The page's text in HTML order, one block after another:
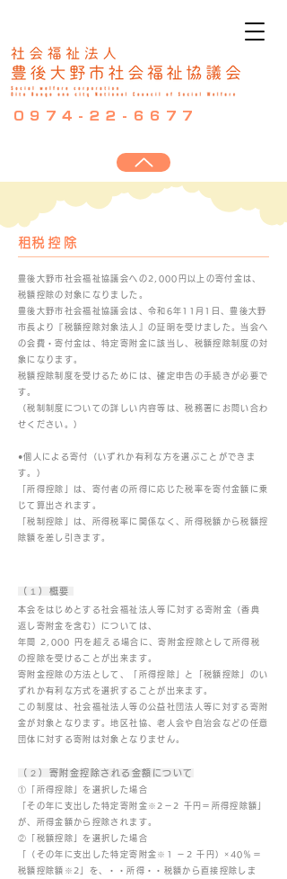
0974-22-6677
​租税控除
豊後大野市社会福祉協議会への2,000円以上の寄付金は、
税額控除の対象になりました。
豊後大野市社会福祉協議会は、令和6年11月1日、豊後大野
市長より『税額控除対象法人』の証明を受けました。当会へ
の会費・寄付金は、特定寄附金に該当し、税額控除制度の対
象になります。
税額控除制度を受けるためには、確定申告の手続きが必要で
す。
（税制制度についての詳しい内容等は、税務署にお問い合わ
せください。）
●個人による寄付（いずれか有利な方を選ぶことができま
す。）
「所得控除」は、寄付者の所得に応じた税率を寄付金額に乗
じて算出されます。
「税制控除」は、所得税率に関係なく、所得税額から税額控
除額を差し引きます。
（１）概要
本会をはじめとする社会福祉法人等 に 対する寄附金（香典
返し寄附金を含む）については、
年間 2,000 円を超える場合に、寄附金控除として所得税
の控除を受けることが出来ます。
寄附金控除の方法として、「所得控除」と「税額控除」のい
ずれか有利な方式を選択することが出来ます。
この制度は、社会福祉法人等の公益社団法人等に対する寄附
金が対象となります。地区社協、老人会や自治会などの任意
団体に対する寄附は対象となりません。
（２）寄附金控除される金額について
①「所得控除」を選択した場合
「その年に支出した特定寄附金※2－2 千円＝所得控除額」
が、所得金額から控除されます。
②「税額控除」を選択した場合
「（その年に支出した特定寄附金※1 －2 千円）×40％＝
税額控除額※2」を、・・所得・・税額から直接控除しま